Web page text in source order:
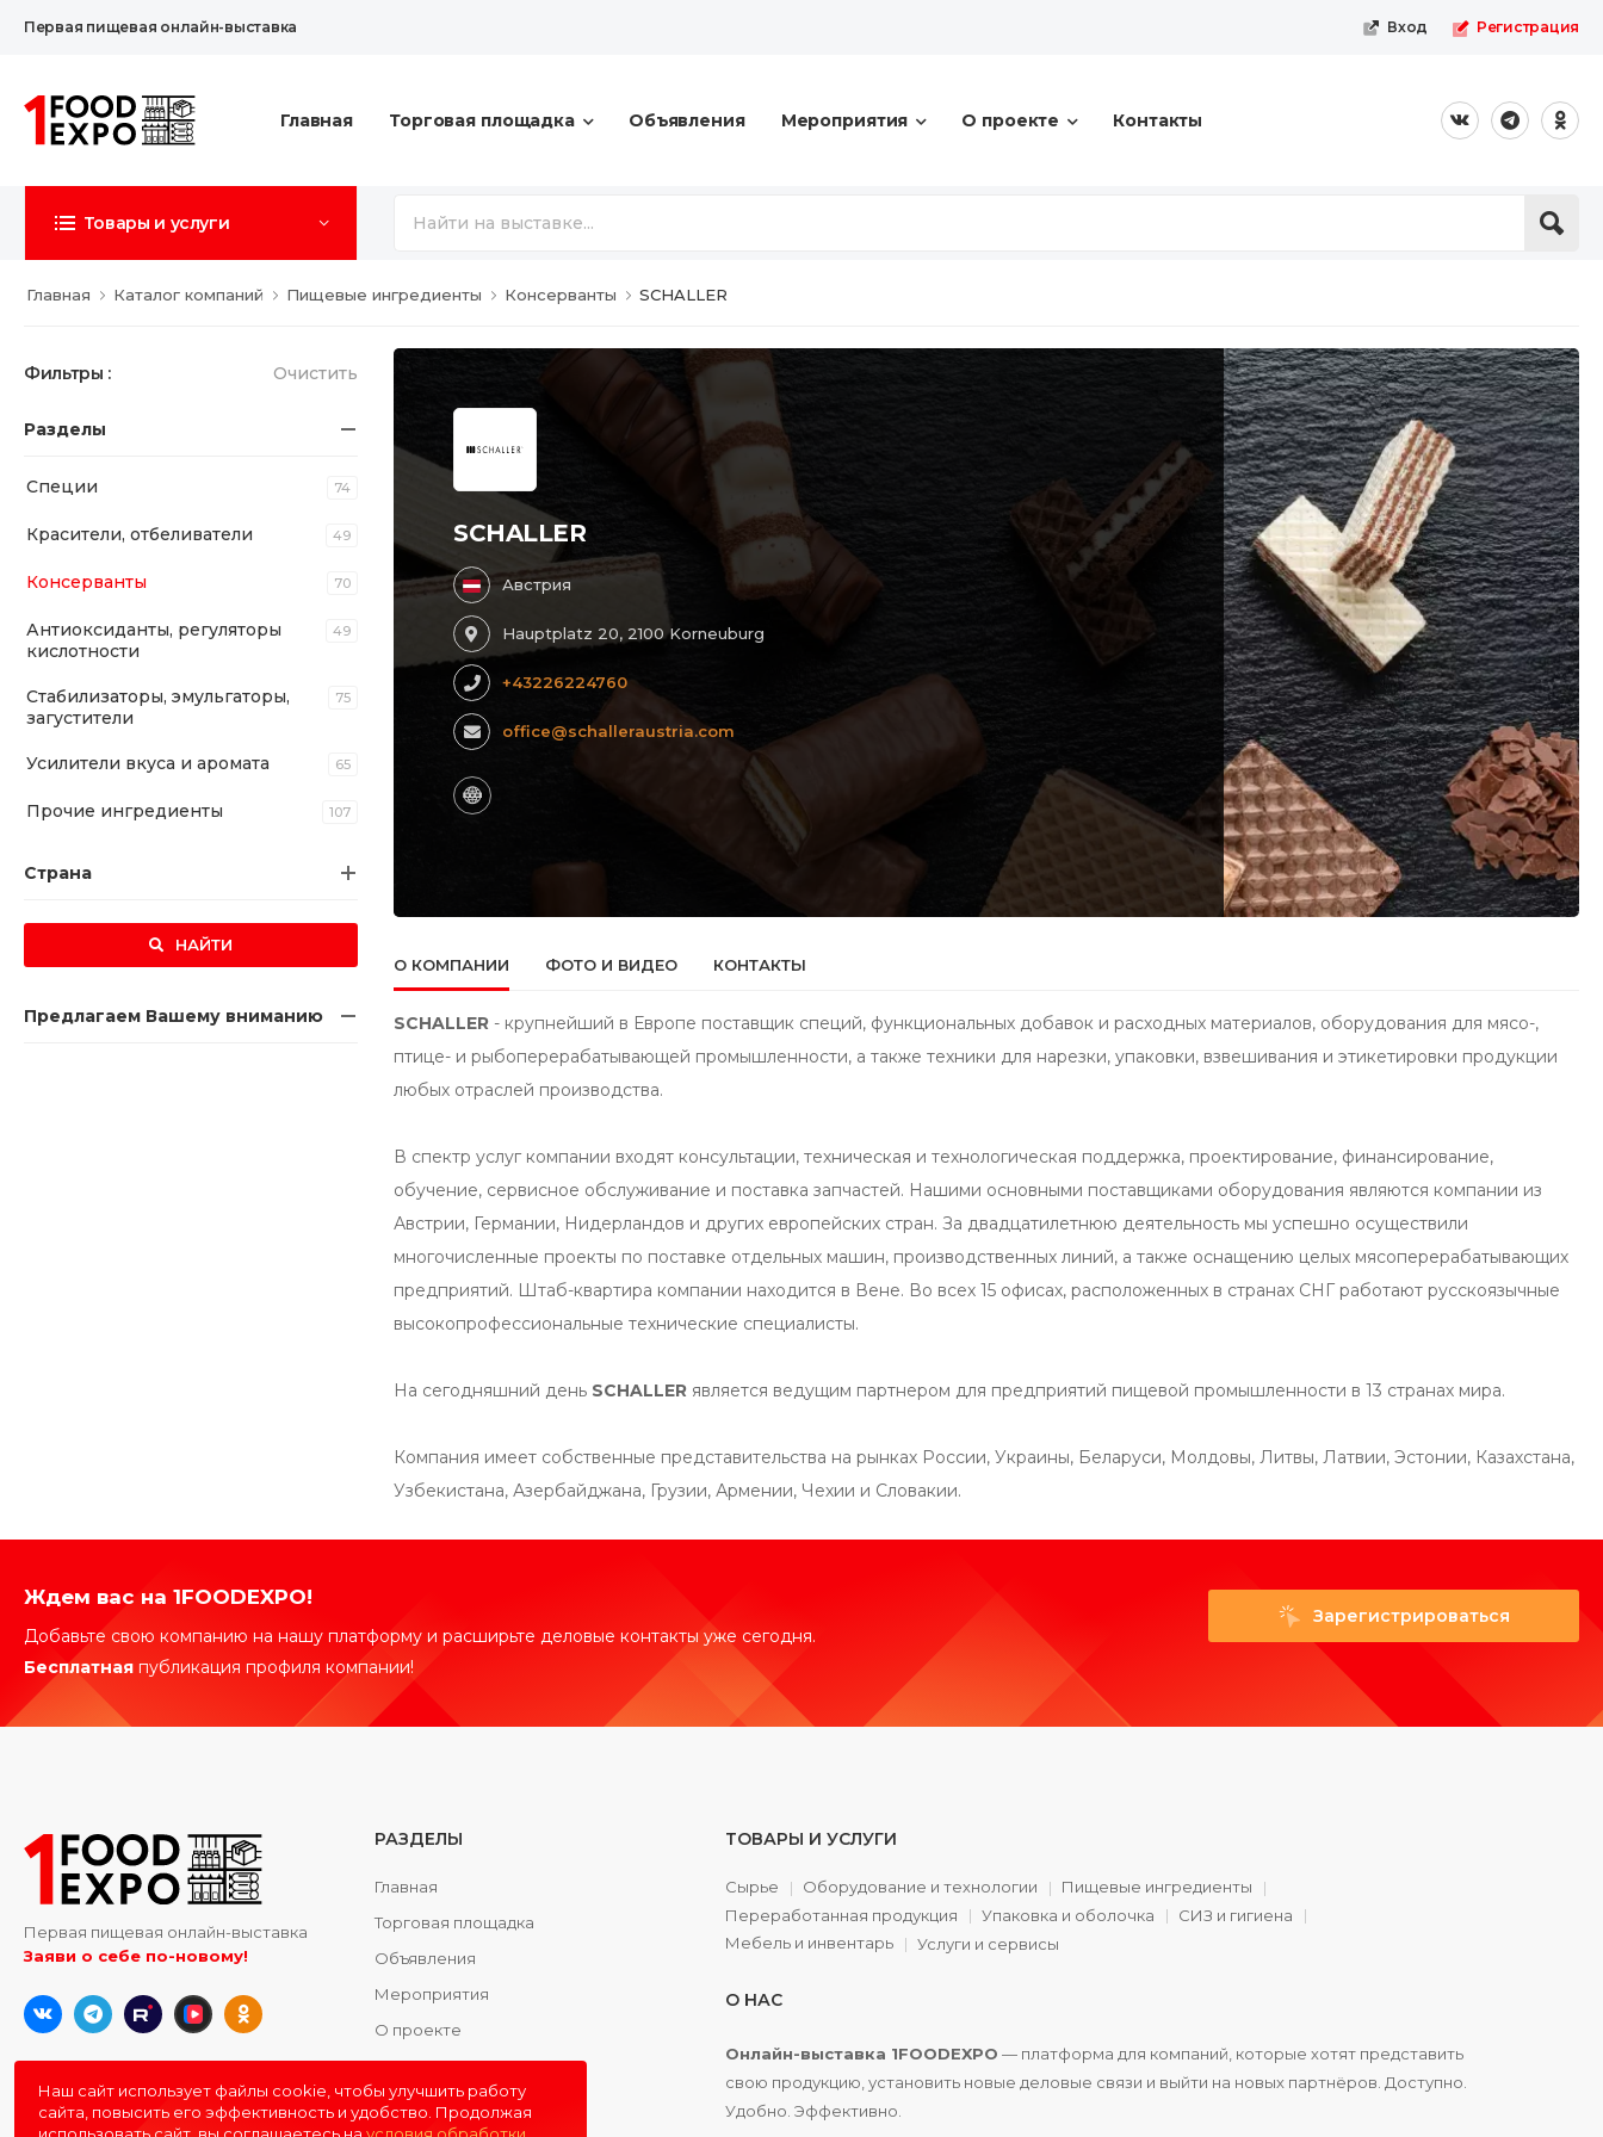
Первая пищевая онлайн-выставка Вход Регистрация
Главная Торговая площадка Объявления Мероприятия О проекте Контакты
Товары и услуги
Главная Каталог компаний Пищевые ингредиенты Консерванты SCHALLER
Фильтры : Очистить
Разделы
Специи 74
Красители, отбеливатели 49
Консерванты 70
Антиоксиданты, регуляторы
кислотности
49
Стабилизаторы, эмульгаторы,
загустители
75
Усилители вкуса и аромата 65
Прочие ингредиенты 107
Страна
НАЙТИ
Предлагаем Вашему вниманию
SCHALLER
Австрия
Hauptplatz 20, 2100 Korneuburg
+43226224760
office@schalleraustria.com
О КОМПАНИИ ФОТО И ВИДЕО КОНТАКТЫ
SCHALLER - крупнейший в Европе поставщик специй, функциональных добавок и расходных материалов, оборудования для мясо-,
птице- и рыбоперерабатывающей промышленности, а также техники для нарезки, упаковки, взвешивания и этикетировки продукции
любых отраслей производства.
В спектр услуг компании входят консультации, техническая и технологическая поддержка, проектирование, финансирование,
обучение, сервисное обслуживание и поставка запчастей. Нашими основными поставщиками оборудования являются компании из
Австрии, Германии, Нидерландов и других европейских стран. За двадцатилетнюю деятельность мы успешно осуществили
многочисленные проекты по поставке отдельных машин, производственных линий, а также оснащению целых мясоперерабатывающих
предприятий. Штаб-квартира компании находится в Вене. Во всех 15 офисах, расположенных в странах СНГ работают русскоязычные
высокопрофессиональные технические специалисты.
На сегодняшний день SCHALLER является ведущим партнером для предприятий пищевой промышленности в 13 странах мира.
Компания имеет собственные представительства на рынках России, Украины, Беларуси, Молдовы, Литвы, Латвии, Эстонии, Казахстана,
Узбекистана, Азербайджана, Грузии, Армении, Чехии и Словакии.
Ждем вас на 1FOODEXPO!
Добавьте свою компанию на нашу платформу и расширьте деловые контакты уже сегодня.
Бесплатная публикация профиля компании!
Зарегистрироваться
Первая пищевая онлайн-выставка
Заяви о себе по-новому!
РАЗДЕЛЫ
Главная
Торговая площадка
Объявления
Мероприятия
О проекте
Контакты
ТОВАРЫ И УСЛУГИ
Сырье Оборудование и технологии
Пищевые ингредиенты
Переработанная продукция
Упаковка и оболочка
СИЗ и гигиена
Мебель и инвентарь
Услуги и сервисы
О НАС
Онлайн-выставка 1FOODEXPO — платформа для компаний, которые хотят представить
свою продукцию, установить новые деловые связи и выйти на новых партнёров. Доступно.
Удобно. Эффективно.
Наш сайт использует файлы cookie, чтобы улучшить работу
сайта, повысить его эффективность и удобство. Продолжая